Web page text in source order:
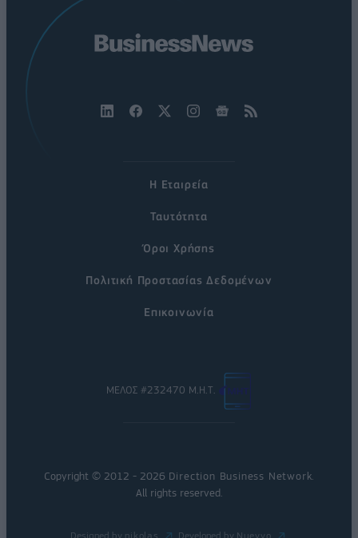
Η Εταιρεία
Ταυτότητα
Όροι Χρήσης
Πολιτική Προστασίας Δεδομένων
Επικοινωνία
ΜΕΛΟΣ #232470 Μ.Η.Τ.
Copyright © 2012 - 2026 Direction Business Network
All rights reserved.
Designed by nikolas Developed by Nuevvo